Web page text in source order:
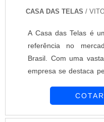
CASA DAS TELAS /
A Casa das Telas é
referência no
Brasil. Com uma
empresa se destaca
galvanizada.A tela